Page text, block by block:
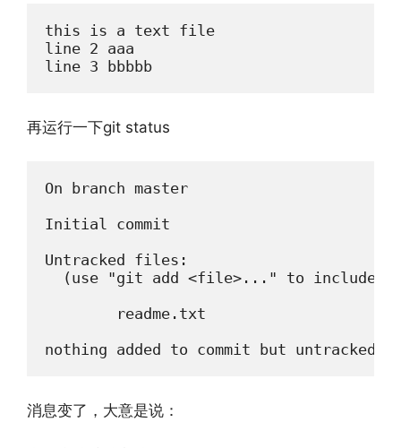
this is a text file
line 2 aaa
line 3 bbbbb
再运行一下git status
On branch master
Initial commit
Untracked files:
(use "git add <file>..." to include in
readme.txt
nothing added to commit but
消息变了，大意是说：